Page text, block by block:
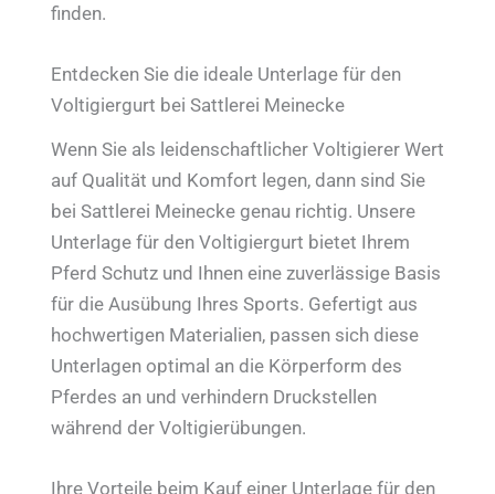
finden.
Entdecken Sie die ideale Unterlage für den
Voltigiergurt bei Sattlerei Meinecke
Wenn Sie als leidenschaftlicher Voltigierer Wert
auf Qualität und Komfort legen, dann sind Sie
bei Sattlerei Meinecke genau richtig. Unsere
Unterlage für den Voltigiergurt bietet Ihrem
Pferd Schutz und Ihnen eine zuverlässige Basis
für die Ausübung Ihres Sports. Gefertigt aus
hochwertigen Materialien, passen sich diese
Unterlagen optimal an die Körperform des
Pferdes an und verhindern Druckstellen
während der Voltigierübungen.
Ihre Vorteile beim Kauf einer Unterlage für den